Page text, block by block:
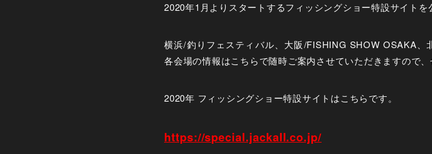
2020年1月よりスタートするフィッシングショー特設サイトを
横浜/釣りフェスティバル、大阪/FISHING SHOW OSAKA
各会場の情報はこちらで随時ご案内させていただきますので、
2020年 フィッシングショー特設サイトはこちらです。
https://special.jackall.co.jp/